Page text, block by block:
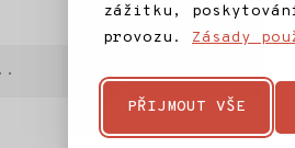
zážitku,
provozu. Zásady
PŘIJMOUT VŠE